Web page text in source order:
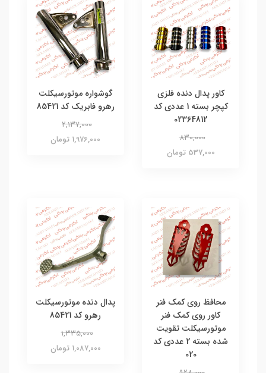
کاور پدال دنده فلزی
کپچر بسته 1 عددی کد
02364812
830,000
537,000 تومان
گوشواره موتورسیکلت
رهرو فابریک کد 85421
2,137,000
1,976,000 تومان
محافظ روی کمک فنر
کاور روی کمک فنر
موتورسیکلت تقویت
شده بسته 2 عددی کد
020
پدال دنده موتورسیکلت
رهرو کد 85421
1,335,000
1,087,000 تومان